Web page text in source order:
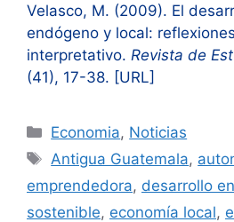
Velasco, M. (2009). El
endógeno y local:
interpretativo. Revista de
(41), 17-38. [URL]
Categorías
Economia, Noticias
Etiquetas
Antigua Guatemala,
emprendedora, desarrollo
sostenible, economía local,